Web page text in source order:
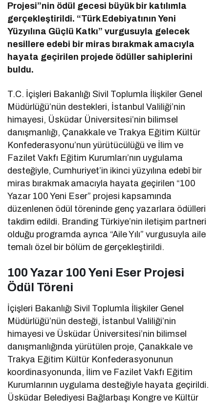
Projesi”nin ödül gecesi büyük bir katılımla
gerçekleştirildi. “Türk Edebiyatının Yeni
Yüzyılına Güçlü Katkı” vurgusuyla gelecek
nesillere edebi bir miras bırakmak amacıyla
hayata geçirilen projede ödüller sahiplerini
buldu.
T.C. İçişleri Bakanlığı Sivil Toplumla İlişkiler Genel
Müdürlüğü’nün destekleri, İstanbul Valiliği’nin
himayesi, Üsküdar Üniversitesi’nin bilimsel
danışmanlığı, Çanakkale ve Trakya Eğitim Kültür
Konfederasyonu’nun yürütücülüğü ve İlim ve
Fazilet Vakfı Eğitim Kurumları’nın uygulama
desteğiyle, Cumhuriyet’in ikinci yüzyılına edebî bir
miras bırakmak amacıyla hayata geçirilen “100
Yazar 100 Yeni Eser” projesi kapsamında
düzenlenen ödül töreninde genç yazarlara ödülleri
takdim edildi. Branding Türkiye’nin iletişim partneri
olduğu programda ayrıca “Aile Yılı” vurgusuyla aile
temalı özel bir bölüm de gerçekleştirildi.
100 Yazar 100 Yeni Eser Projesi
Ödül Töreni
İçişleri Bakanlığı Sivil Toplumla İlişkiler Genel
Müdürlüğü’nün desteği, İstanbul Valiliği’nin
himayesi ve Üsküdar Üniversitesi’nin bilimsel
danışmanlığında yürütülen proje, Çanakkale ve
Trakya Eğitim Kültür Konfederasyonunun
koordinasyonunda, İlim ve Fazilet Vakfı Eğitim
Kurumlarının uygulama desteğiyle hayata geçirildi.
Üsküdar Belediyesi Bağlarbaşı Kongre ve Kültür